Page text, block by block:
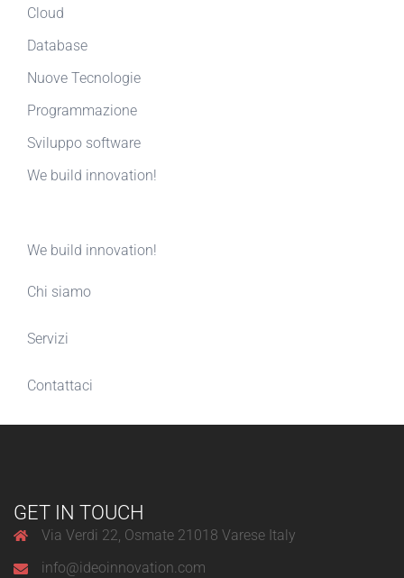
Cloud
Database
Nuove Tecnologie
Programmazione
Sviluppo software
We build innovation!
We build innovation!
Chi siamo
Servizi
Contattaci
GET IN TOUCH
Via Verdi 22, Osmate 21018 Varese Italy
info@ideoinnovation.com